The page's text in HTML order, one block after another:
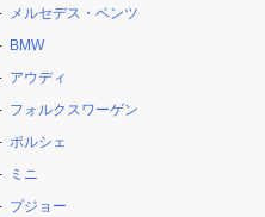
メルセデス・ベンツ
BMW
アウディ
フォルクスワーゲン
ポルシェ
ミニ
プジョー